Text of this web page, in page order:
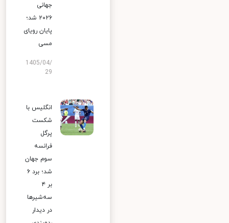
جهانی
۲۰۲۶ شد؛
پایان رویای
مسی
1405/04/
29
انگلیس با
شکست
پرگل
فرانسه
سوم جهان
شد؛ برد ۶
بر ۴
سه‌شیرها
در دیدار